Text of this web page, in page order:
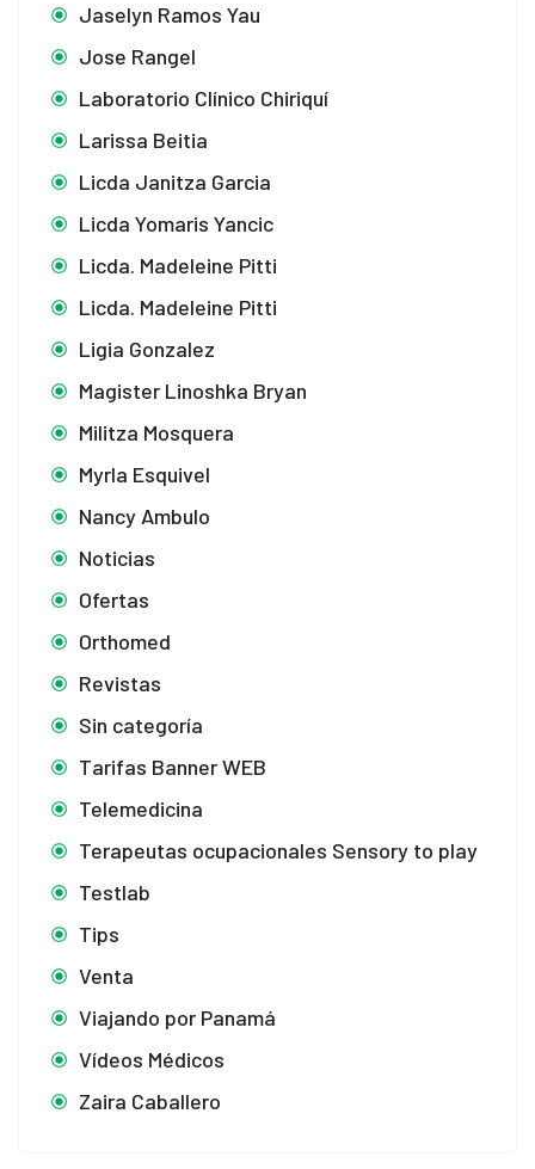
Jaselyn Ramos Yau
Jose Rangel
Laboratorio Clínico Chiriquí
Larissa Beitia
Licda Janitza Garcia
Licda Yomaris Yancic
Licda. Madeleine Pitti
Licda. Madeleine Pitti
Ligia Gonzalez
Magister Linoshka Bryan
Militza Mosquera
Myrla Esquivel
Nancy Ambulo
Noticias
Ofertas
Orthomed
Revistas
Sin categoría
Tarifas Banner WEB
Telemedicina
Terapeutas ocupacionales Sensory to play
Testlab
Tips
Venta
Viajando por Panamá
Vídeos Médicos
Zaira Caballero